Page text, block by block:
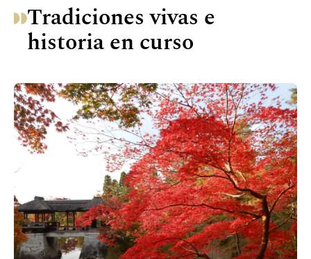
Tradiciones vivas e
historia en curso